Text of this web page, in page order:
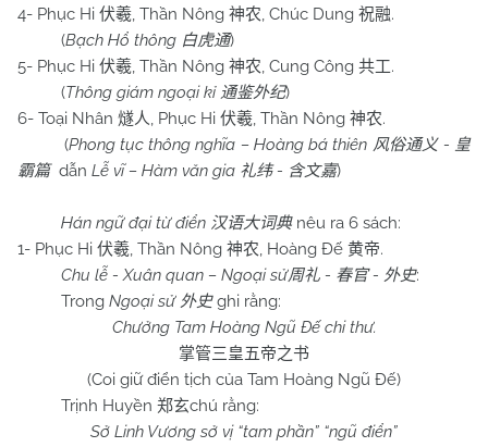
4- Phục Hi 伏羲, Thần Nông 神农, Chúc Dung 祝融.
(Bạch Hổ thông 白虎通)
5- Phục Hi 伏羲, Thần Nông 神农, Cung Công 共工.
(Thông giám ngoại kỉ 通鉴外纪)
6- Toại Nhân 燧人, Phục Hi 伏羲, Thần Nông 神农.
(Phong tục thông nghĩa – Hoàng bá thiên 风俗通义- 皇
霸篇dẫn Lễ vĩ – Hàm văn gia 礼纬- 含文嘉)
Hán ngữ đại từ điển 汉语大词典 nêu ra 6 sách:
1- Phục Hi 伏羲, Thần Nông 神农, Hoàng Đế 黄帝.
Chu lễ - Xuân quan – Ngoại sử周礼 - 春官- 外史:
Trong Ngoại sử 外史 ghi rằng:
Chưởng Tam Hoàng Ngũ Đế chi thư.
掌管三皇五帝之书
(Coi giữ điển tịch của Tam Hoàng Ngũ Đế)
Trịnh Huyền 郑玄chú rằng:
Sở Linh Vương sở vị “tam phần” “ngũ điển”